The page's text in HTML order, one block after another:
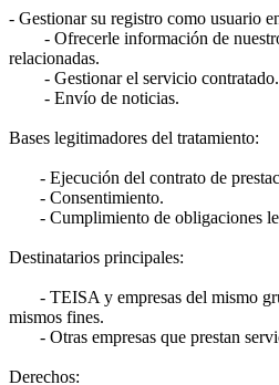
- Gestionar su registro como usuario
- Ofrecerle información de
relacionadas.
- Gestionar el servicio contratado.
- Envío de noticias.
Bases legitimadores del tratamiento:
- Ejecución del contrato de
- Consentimiento.
- Cumplimiento de obligaciones
Destinatarios principales:
- TEISA y empresas del mismo
mismos fines.
- Otras empresas que prestan
Derechos: